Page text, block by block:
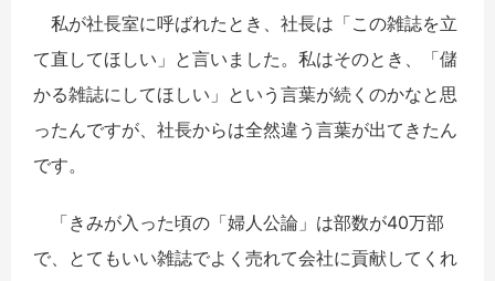
私が社長室に呼ばれたとき、社長は「この雑誌を立
て直してほしい」と言いました。私はそのとき、「儲
かる雑誌にしてほしい」という言葉が続くのかなと思
ったんですが、社長からは全然違う言葉が出てきたん
です。
「きみが入った頃の「婦人公論」は部数が40万部
で、とてもいい雑誌でよく売れて会社に貢献してくれ